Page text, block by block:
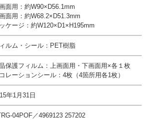
面用：約W90×D56.1mm
面用：約W68.2×D51.3mm
ケージ：約W120×D1×H195mm
ルム・シール：PET樹脂
保護フィルム：上画面用・下画面用×各１枚
レーションシール：4枚（4箇所用各1枚）
年1月31日
04POF／4969123 257202